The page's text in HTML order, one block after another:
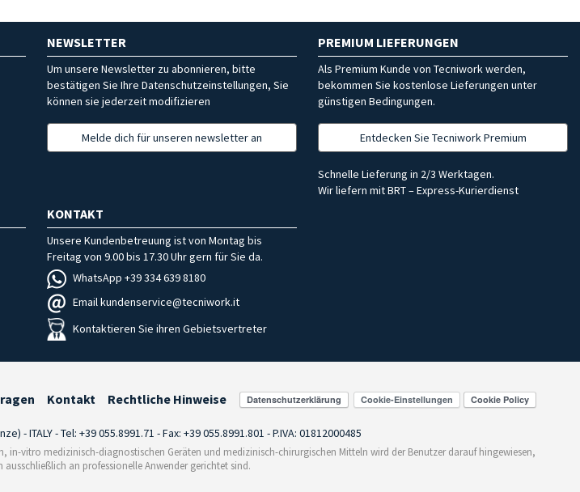
NEWSLETTER
Um unsere Newsletter zu abonnieren, bitte
bestätigen Sie Ihre Datenschutzeinstellungen, Sie
können sie jederzeit modifizieren
Melde dich für unseren newsletter an
PREMIUM LIEFERUNGEN
Als Premium Kunde von Tecniwork werden,
bekommen Sie kostenlose Lieferungen unter
günstigen Bedingungen.
Entdecken Sie Tecniwork Premium
Schnelle Lieferung in 2/3 Werktagen.
Wir liefern mit BRT – Express-Kurierdienst
KONTAKT
Unsere Kundenbetreuung ist von Montag bis
Freitag von 9.00 bis 17.30 Uhr gern für Sie da.
WhatsApp +39 334 639 8180
Email kundenservice@tecniwork.it
Kontaktieren Sie ihren Gebietsvertreter
Kontakt Rechtliche Hinweise Cookie-Einstellungen
- ITALY - Tel: +39 055.8991.71 - Fax: +39 055.8991.801 - P.IVA: 01812000485
vitro medizinisch-diagnostischen Geräten und medizinisch-chirurgischen Mitteln wird der Benutzer darauf hingewiesen,
an professionelle Anwender gerichtet sind.